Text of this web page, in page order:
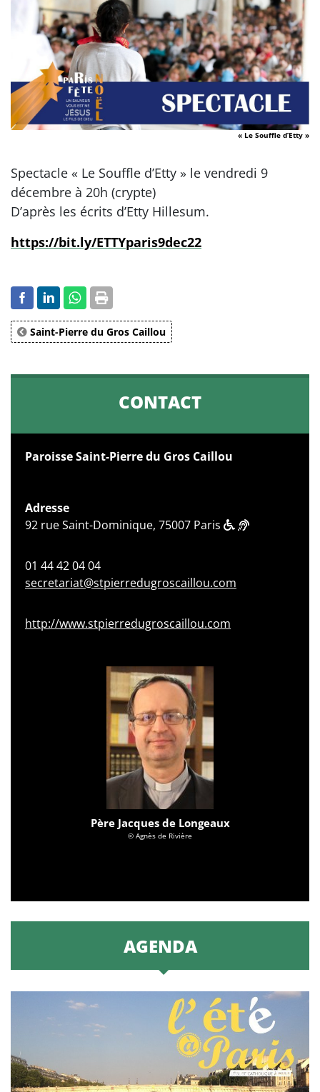
« Le Souffle d’Etty »
Spectacle « Le Souffle d’Etty » le vendredi 9
décembre à 20h (crypte)
D’après les écrits d’Etty Hillesum.
https://bit.ly/ETTYparis9dec22
Saint-Pierre du Gros Caillou
CONTACT
Paroisse Saint-Pierre du Gros Caillou
Adresse
92 rue Saint-Dominique, 75007 Paris
01 44 42 04 04
secretariat@stpierredugroscaillou.com
http://www.stpierredugroscaillou.com
Père Jacques de Longeaux
© Agnès de Rivière
AGENDA